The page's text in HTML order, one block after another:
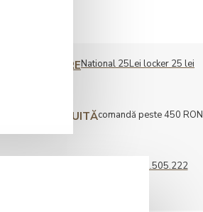
COST LIVRARENational 25Lei locker 25 lei
LIVRARE GRATUITĂcomandă peste 450 RON
0722.505.222